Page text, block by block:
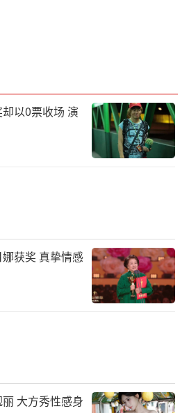
觉性，甚至每天用血糖监
她研究出了让食物发挥最
。她总结了两个要点：每
肉类，最后才是米饭；吃
可一边吃饭一边喝汤或饮
未必适合效仿何穗的饮食
。医生建议，孕妇应该保
以优先，少量摄入肉类和
少吃多餐即可。不需要为
以0票收场 演
获奖 真挚情感
大方秀性感身